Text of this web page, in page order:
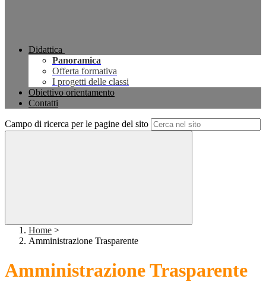
Didattica
Panoramica
Offerta formativa
I progetti delle classi
Obiettivo orientamento
Contatti
Campo di ricerca per le pagine del sito
Home >
Amministrazione Trasparente
Amministrazione Trasparente